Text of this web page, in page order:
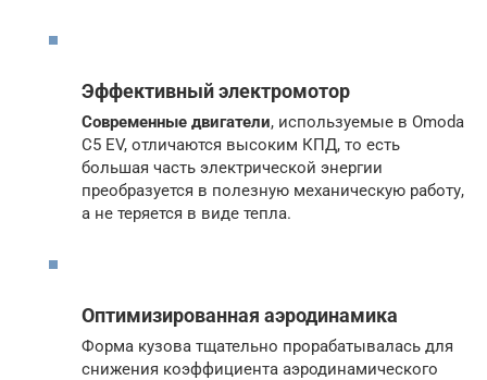
Эффективный электромотор
Современные двигатели, используемые в Omoda
C5 EV, отличаются высоким КПД, то есть
большая часть электрической энергии
преобразуется в полезную механическую работу,
а не теряется в виде тепла.
Оптимизированная аэродинамика
Форма кузова тщательно прорабатывалась для
снижения коэффициента аэродинамического